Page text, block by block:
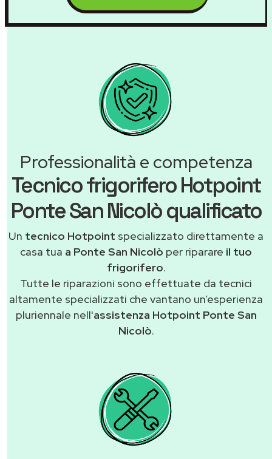
Professionalità e competenza
Tecnico frigorifero Hotpoint
Ponte San Nicolò qualificato
Un tecnico Hotpoint specializzato direttamente a
casa tua a Ponte San Nicolò per riparare il tuo
frigorifero.
Tutte le riparazioni sono effettuate da tecnici
altamente specializzati che vantano un’esperienza
pluriennale nell'assistenza Hotpoint Ponte San
Nicolò.